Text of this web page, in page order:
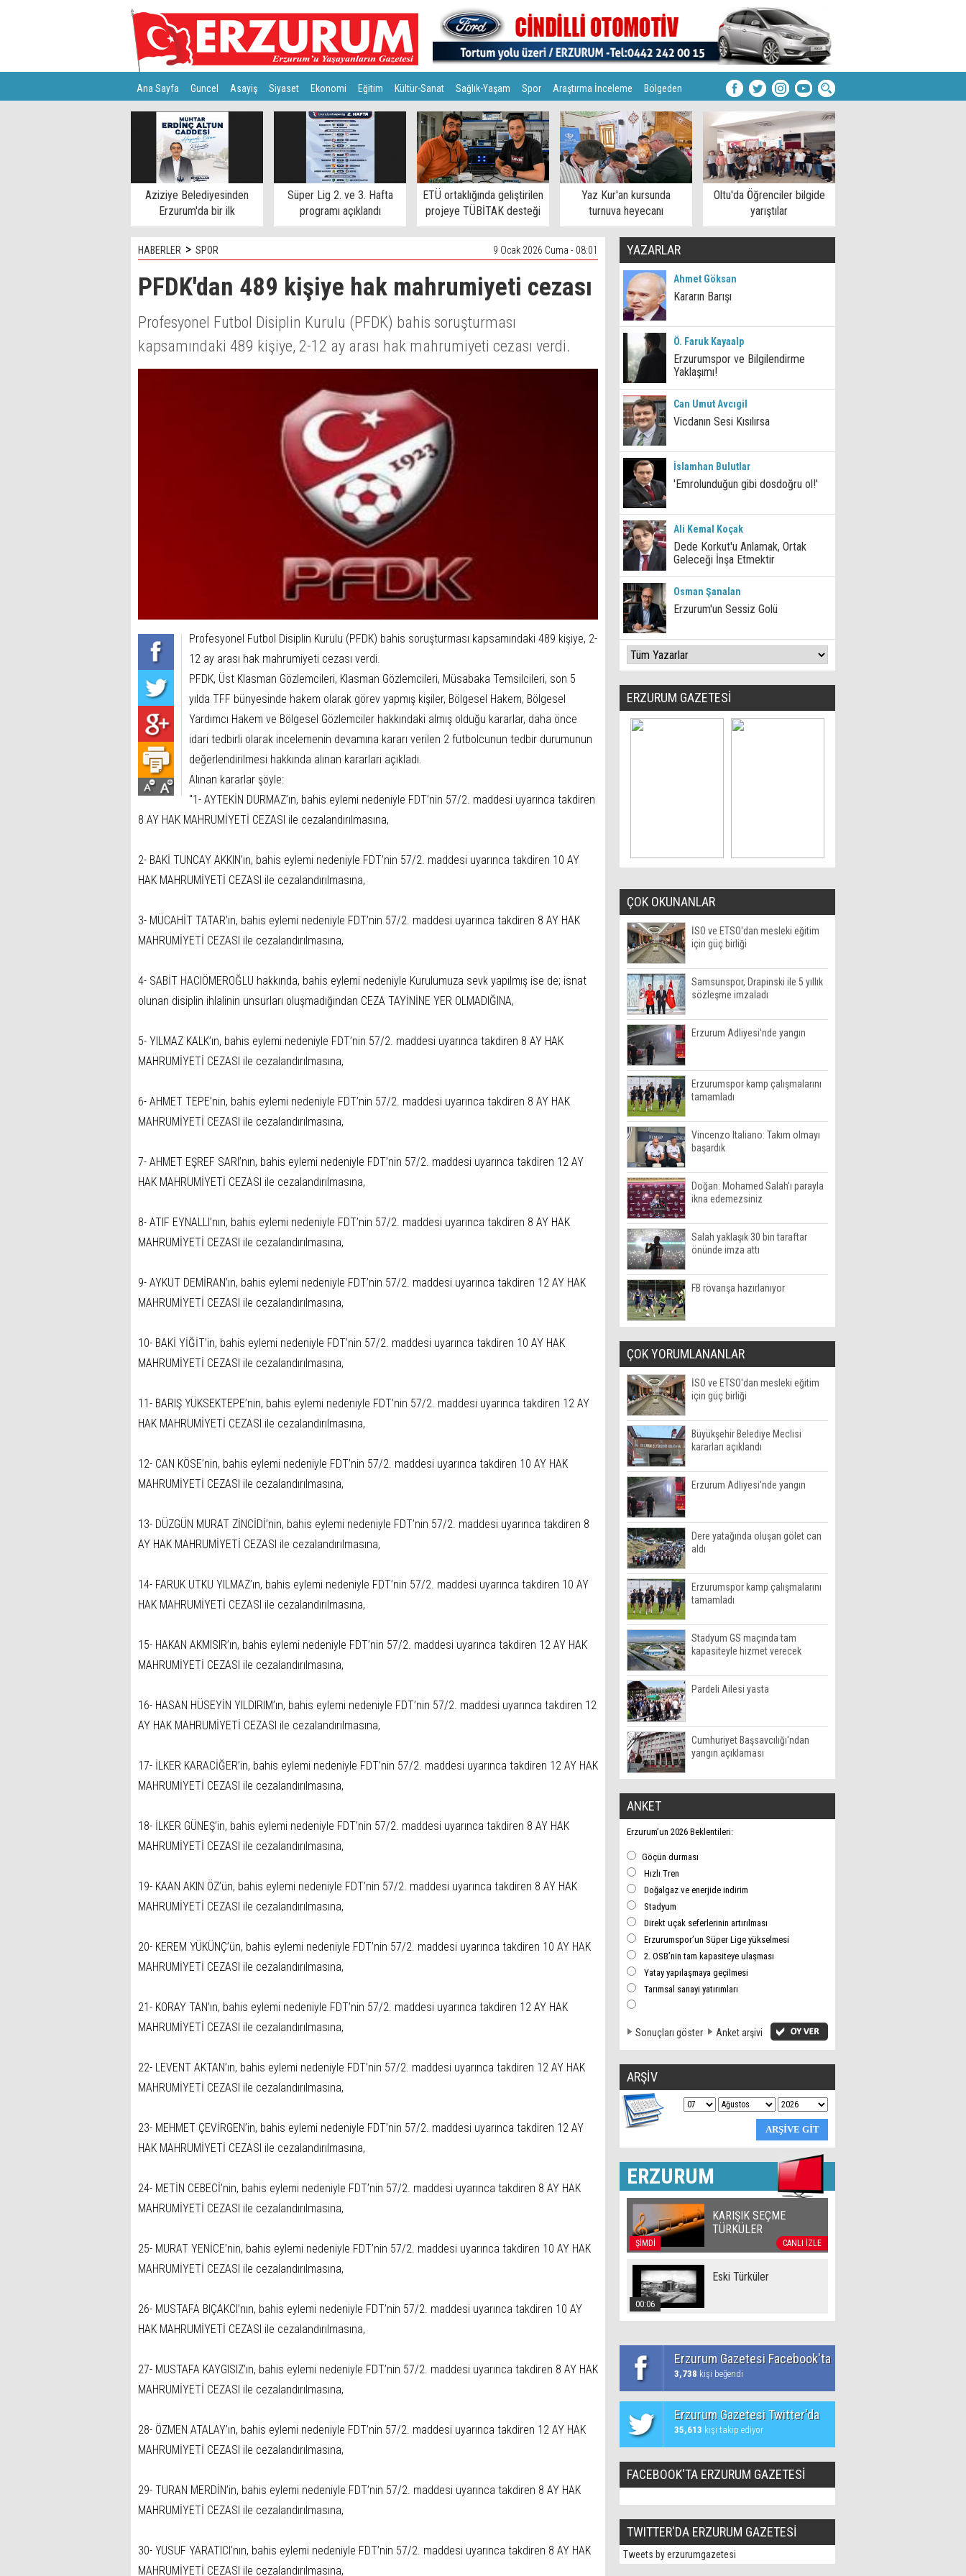
Ana Sayfa Guncel Asayiş Siyaset Ekonomi Eğitim Kültür-Sanat Sağlık-Yaşam Spor Araştırma İnceleme Bölgeden
Teknoloji
Aziziye Belediyesinden
Erzurum'da bir ilk
Süper Lig 2. ve 3. Hafta
programı açıklandı
ETÜ ortaklığında geliştirilen
projeye TÜBİTAK desteği
Yaz Kur'an kursunda
turnuva heyecanı
Oltu'da Öğrenciler bilgide
yarıştılar
HABERLER > SPOR 9 Ocak 2026 Cuma - 08:01
PFDK'dan 489 kişiye hak mahrumiyeti cezası
Profesyonel Futbol Disiplin Kurulu (PFDK) bahis soruşturması
kapsamındaki 489 kişiye, 2-12 ay arası hak mahrumiyeti cezası verdi.
Profesyonel Futbol Disiplin Kurulu (PFDK) bahis soruşturması kapsamındaki 489 kişiye, 2-
12 ay arası hak mahrumiyeti cezası verdi.
PFDK, Üst Klasman Gözlemcileri, Klasman Gözlemcileri, Müsabaka Temsilcileri, son 5
yılda TFF bünyesinde hakem olarak görev yapmış kişiler, Bölgesel Hakem, Bölgesel
Yardımcı Hakem ve Bölgesel Gözlemciler hakkındaki almış olduğu kararlar, daha önce
idari tedbirli olarak incelemenin devamına kararı verilen 2 futbolcunun tedbir durumunun
değerlendirilmesi hakkında alınan kararları açıkladı.
Alınan kararlar şöyle:
"1- AYTEKİN DURMAZ’ın, bahis eylemi nedeniyle FDT’nin 57/2. maddesi uyarınca takdiren
8 AY HAK MAHRUMİYETİ CEZASI ile cezalandırılmasına,
2- BAKİ TUNCAY AKKIN’ın, bahis eylemi nedeniyle FDT’nin 57/2. maddesi uyarınca takdiren 10 AY
HAK MAHRUMİYETİ CEZASI ile cezalandırılmasına,
3- MÜCAHİT TATAR’ın, bahis eylemi nedeniyle FDT’nin 57/2. maddesi uyarınca takdiren 8 AY HAK
MAHRUMİYETİ CEZASI ile cezalandırılmasına,
4- SABİT HACIÖMEROĞLU hakkında, bahis eylemi nedeniyle Kurulumuza sevk yapılmış ise de; isnat
olunan disiplin ihlalinin unsurları oluşmadığından CEZA TAYİNİNE YER OLMADIĞINA,
5- YILMAZ KALK’ın, bahis eylemi nedeniyle FDT’nin 57/2. maddesi uyarınca takdiren 8 AY HAK
MAHRUMİYETİ CEZASI ile cezalandırılmasına,
6- AHMET TEPE’nin, bahis eylemi nedeniyle FDT’nin 57/2. maddesi uyarınca takdiren 8 AY HAK
MAHRUMİYETİ CEZASI ile cezalandırılmasına,
7- AHMET EŞREF SARI’nın, bahis eylemi nedeniyle FDT’nin 57/2. maddesi uyarınca takdiren 12 AY
HAK MAHRUMİYETİ CEZASI ile cezalandırılmasına,
8- ATIF EYNALLI’nın, bahis eylemi nedeniyle FDT’nin 57/2. maddesi uyarınca takdiren 8 AY HAK
MAHRUMİYETİ CEZASI ile cezalandırılmasına,
9- AYKUT DEMİRAN’ın, bahis eylemi nedeniyle FDT’nin 57/2. maddesi uyarınca takdiren 12 AY HAK
MAHRUMİYETİ CEZASI ile cezalandırılmasına,
10- BAKİ YİĞİT’in, bahis eylemi nedeniyle FDT’nin 57/2. maddesi uyarınca takdiren 10 AY HAK
MAHRUMİYETİ CEZASI ile cezalandırılmasına,
11- BARIŞ YÜKSEKTEPE’nin, bahis eylemi nedeniyle FDT’nin 57/2. maddesi uyarınca takdiren 12 AY
HAK MAHRUMİYETİ CEZASI ile cezalandırılmasına,
12- CAN KÖSE’nin, bahis eylemi nedeniyle FDT’nin 57/2. maddesi uyarınca takdiren 10 AY HAK
MAHRUMİYETİ CEZASI ile cezalandırılmasına,
13- DÜZGÜN MURAT ZİNCİDİ’nin, bahis eylemi nedeniyle FDT’nin 57/2. maddesi uyarınca takdiren 8
AY HAK MAHRUMİYETİ CEZASI ile cezalandırılmasına,
14- FARUK UTKU YILMAZ’ın, bahis eylemi nedeniyle FDT’nin 57/2. maddesi uyarınca takdiren 10 AY
HAK MAHRUMİYETİ CEZASI ile cezalandırılmasına,
15- HAKAN AKMISIR’ın, bahis eylemi nedeniyle FDT’nin 57/2. maddesi uyarınca takdiren 12 AY HAK
MAHRUMİYETİ CEZASI ile cezalandırılmasına,
16- HASAN HÜSEYİN YILDIRIM’ın, bahis eylemi nedeniyle FDT’nin 57/2. maddesi uyarınca takdiren 12
AY HAK MAHRUMİYETİ CEZASI ile cezalandırılmasına,
17- İLKER KARACİĞER’in, bahis eylemi nedeniyle FDT’nin 57/2. maddesi uyarınca takdiren 12 AY HAK
MAHRUMİYETİ CEZASI ile cezalandırılmasına,
18- İLKER GÜNEŞ’in, bahis eylemi nedeniyle FDT’nin 57/2. maddesi uyarınca takdiren 8 AY HAK
MAHRUMİYETİ CEZASI ile cezalandırılmasına,
19- KAAN AKIN ÖZ’ün, bahis eylemi nedeniyle FDT’nin 57/2. maddesi uyarınca takdiren 8 AY HAK
MAHRUMİYETİ CEZASI ile cezalandırılmasına,
20- KEREM YÜKÜNÇ’ün, bahis eylemi nedeniyle FDT’nin 57/2. maddesi uyarınca takdiren 10 AY HAK
MAHRUMİYETİ CEZASI ile cezalandırılmasına,
21- KORAY TAN’ın, bahis eylemi nedeniyle FDT’nin 57/2. maddesi uyarınca takdiren 12 AY HAK
MAHRUMİYETİ CEZASI ile cezalandırılmasına,
22- LEVENT AKTAN’ın, bahis eylemi nedeniyle FDT’nin 57/2. maddesi uyarınca takdiren 12 AY HAK
MAHRUMİYETİ CEZASI ile cezalandırılmasına,
23- MEHMET ÇEVİRGEN’in, bahis eylemi nedeniyle FDT’nin 57/2. maddesi uyarınca takdiren 12 AY
HAK MAHRUMİYETİ CEZASI ile cezalandırılmasına,
24- METİN CEBECİ’nin, bahis eylemi nedeniyle FDT’nin 57/2. maddesi uyarınca takdiren 8 AY HAK
MAHRUMİYETİ CEZASI ile cezalandırılmasına,
25- MURAT YENİCE’nin, bahis eylemi nedeniyle FDT’nin 57/2. maddesi uyarınca takdiren 10 AY HAK
MAHRUMİYETİ CEZASI ile cezalandırılmasına,
26- MUSTAFA BIÇAKCI’nın, bahis eylemi nedeniyle FDT’nin 57/2. maddesi uyarınca takdiren 10 AY
HAK MAHRUMİYETİ CEZASI ile cezalandırılmasına,
27- MUSTAFA KAYGISIZ’ın, bahis eylemi nedeniyle FDT’nin 57/2. maddesi uyarınca takdiren 8 AY HAK
MAHRUMİYETİ CEZASI ile cezalandırılmasına,
28- ÖZMEN ATALAY’ın, bahis eylemi nedeniyle FDT’nin 57/2. maddesi uyarınca takdiren 12 AY HAK
MAHRUMİYETİ CEZASI ile cezalandırılmasına,
29- TURAN MERDİN’in, bahis eylemi nedeniyle FDT’nin 57/2. maddesi uyarınca takdiren 8 AY HAK
MAHRUMİYETİ CEZASI ile cezalandırılmasına,
30- YUSUF YARATICI’nın, bahis eylemi nedeniyle FDT’nin 57/2. maddesi uyarınca takdiren 8 AY HAK
MAHRUMİYETİ CEZASI ile cezalandırılmasına,
YAZARLAR
Ahmet Göksan
Kararın Barışı
Ö. Faruk Kayaalp
Erzurumspor ve Bilgilendirme
Yaklaşımı!
Can Umut Avcıgil
Vicdanın Sesi Kısılırsa
İslamhan Bulutlar
'Emrolunduğun gibi dosdoğru ol!'
Ali Kemal Koçak
Dede Korkut'u Anlamak, Ortak
Geleceği İnşa Etmektir
Osman Şanalan
Erzurum'un Sessiz Golü
ERZURUM GAZETESİ
ÇOK OKUNANLAR
İSO ve ETSO'dan mesleki eğitim
için güç birliği
Samsunspor, Drapinski ile 5 yıllık
sözleşme imzaladı
Erzurum Adliyesi'nde yangın
Erzurumspor kamp çalışmalarını
tamamladı
Vincenzo Italiano: Takım olmayı
başardık
Doğan: Mohamed Salah'ı parayla
ikna edemezsiniz
Salah yaklaşık 30 bin taraftar
önünde imza attı
FB rövanşa hazırlanıyor
ÇOK YORUMLANANLAR
İSO ve ETSO'dan mesleki eğitim
için güç birliği
Büyükşehir Belediye Meclisi
kararları açıklandı
Erzurum Adliyesi'nde yangın
Dere yatağında oluşan gölet can
aldı
Erzurumspor kamp çalışmalarını
tamamladı
Stadyum GS maçında tam
kapasiteyle hizmet verecek
Pardeli Ailesi yasta
Cumhuriyet Başsavcılığı'ndan
yangın açıklaması
ANKET
Erzurum’un 2026 Beklentileri:
Göçün durması
Hızlı Tren
Doğalgaz ve enerjide indirim
Stadyum
Direkt uçak seferlerinin artırılması
Erzurumspor’un Süper Lige yükselmesi
2. OSB’nin tam kapasiteye ulaşması
Yatay yapılaşmaya geçilmesi
Tarımsal sanayi yatırımları
Sonuçları göster Anket arşivi
ARŞİV
ERZURUM
ŞİMDİ CANLI İZLE
KARIŞIK SEÇME
TÜRKÜLER
00:06
Eski Türküler
Erzurum Gazetesi Facebook'ta
3,738 kişi beğendi
Erzurum Gazetesi Twitter'da
35,613 kişi takip ediyor
FACEBOOK'TA ERZURUM GAZETESİ
TWITTER'DA ERZURUM GAZETESİ
Tweets by erzurumgazetesi